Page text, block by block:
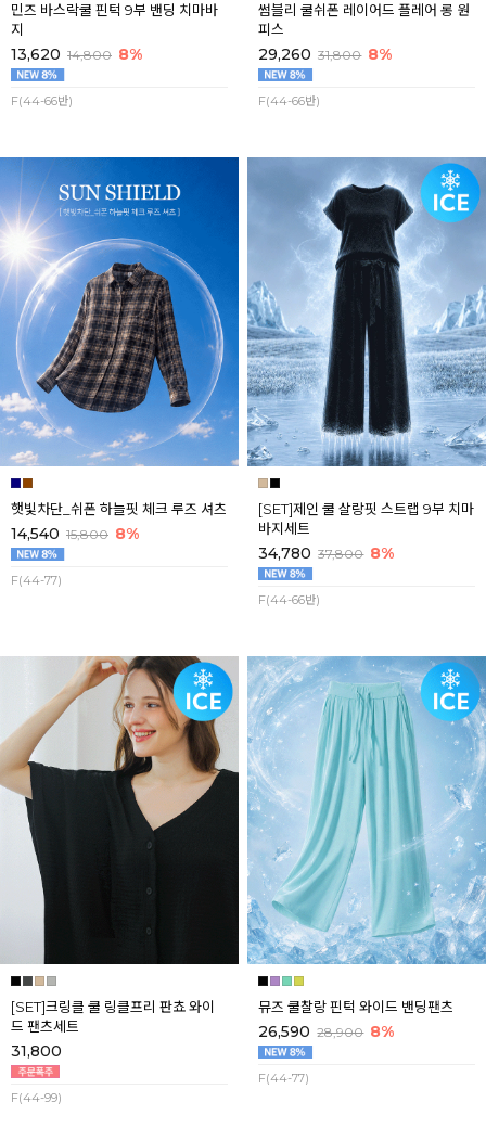
민즈 바스락쿨 핀턱 9부 밴딩 치마바
지
13,620 14,800 8%
F(44-66반)
썸블리 쿨쉬폰 레이어드 플레어 롱 원
피스
29,260 31,800 8%
F(44-66반)
햇빛차단_쉬폰 하늘핏 체크 루즈 셔츠
14,540 15,800 8%
F(44-77)
[SET]제인 쿨 살랑핏 스트랩 9부 치마
바지세트
34,780 37,800 8%
F(44-66반)
[SET]크링클 쿨 링클프리 판쵸 와이
드 팬츠세트
31,800
F(44-99)
뮤즈 쿨찰랑 핀턱 와이드 밴딩팬츠
26,590 28,900 8%
F(44-77)